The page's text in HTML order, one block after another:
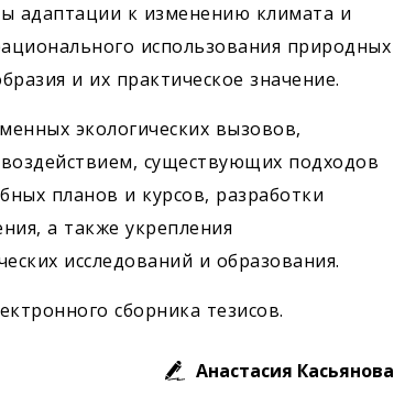
адаптации к изменению климата и
использования природных
и их практическое значение.
экологических вызовов,
существующих подходов
планов и курсов, разработки
а также укрепления
исследований и образования.
сборника тезисов.
Анастасия Касьянова